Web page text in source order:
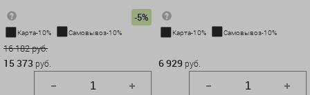
-5%
Карта-10% Самовывоз-10%
16 182 руб.
15 373 руб.
Карта-10% Самовывоз-10%
6 929 руб.